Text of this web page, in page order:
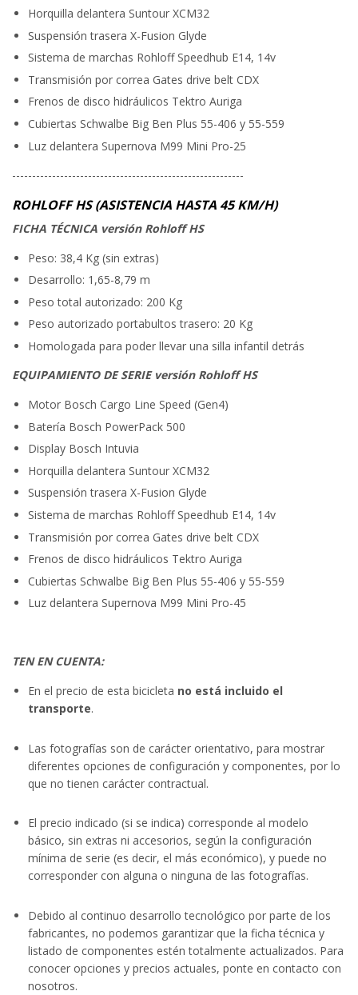
Horquilla delantera Suntour XCM32
Suspensión trasera X-Fusion Glyde
Sistema de marchas Rohloff Speedhub E14, 14v
Transmisión por correa Gates drive belt CDX
Frenos de disco hidráulicos Tektro Auriga
Cubiertas Schwalbe Big Ben Plus 55-406 y 55-559
Luz delantera Supernova M99 Mini Pro-25
----------------------------------------------------------
ROHLOFF HS (ASISTENCIA HASTA 45 KM/H)
FICHA TÉCNICA versión Rohloff HS
Peso: 38,4 Kg (sin extras)
Desarrollo: 1,65-8,79 m
Peso total autorizado: 200 Kg
Peso autorizado portabultos trasero: 20 Kg
Homologada para poder llevar una silla infantil detrás
EQUIPAMIENTO DE SERIE versión Rohloff HS
Motor Bosch Cargo Line Speed (Gen4)
Batería Bosch PowerPack 500
Display Bosch Intuvia
Horquilla delantera Suntour XCM32
Suspensión trasera X-Fusion Glyde
Sistema de marchas Rohloff Speedhub E14, 14v
Transmisión por correa Gates drive belt CDX
Frenos de disco hidráulicos Tektro Auriga
Cubiertas Schwalbe Big Ben Plus 55-406 y 55-559
Luz delantera Supernova M99 Mini Pro-45
TEN EN CUENTA:
En el precio de esta bicicleta no está incluido el
transporte.
Las fotografías son de carácter orientativo, para mostrar
diferentes opciones de configuración y componentes, por lo
que no tienen carácter contractual.
El precio indicado (si se indica) corresponde al modelo
básico, sin extras ni accesorios, según la configuración
mínima de serie (es decir, el más económico), y puede no
corresponder con alguna o ninguna de las fotografías.
Debido al continuo desarrollo tecnológico por parte de los
fabricantes, no podemos garantizar que la ficha técnica y
listado de componentes estén totalmente actualizados. Para
conocer opciones y precios actuales, ponte en contacto con
nosotros.